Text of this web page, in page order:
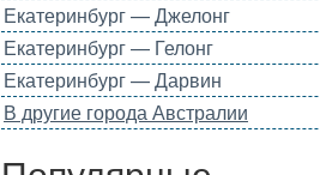
Екатеринбург — Джелонг
Екатеринбург — Гелонг
Екатеринбург — Дарвин
В другие города Австралии